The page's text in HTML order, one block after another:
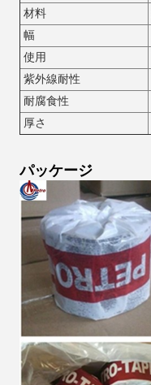
材料
幅
使用
紫外線耐性
耐腐食性
厚さ
パッケージ